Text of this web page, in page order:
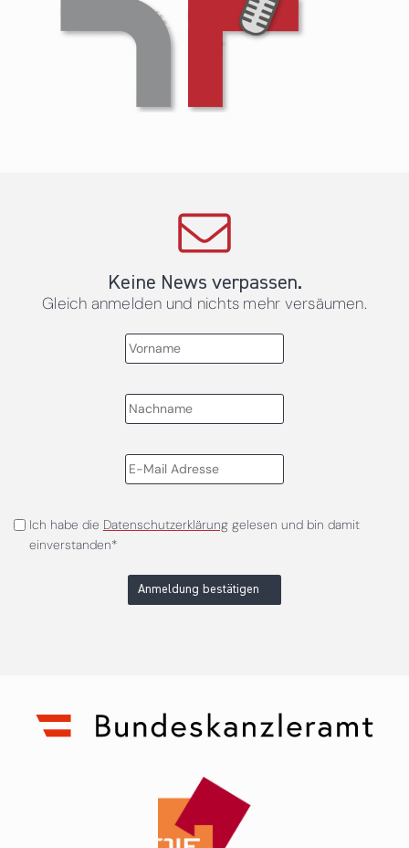
Keine News verpassen.
Gleich anmelden und nichts mehr versäumen.
Ich habe die Datenschutzerklärunggelesen und bin damit
einverstanden*
Anmeldung bestätigen